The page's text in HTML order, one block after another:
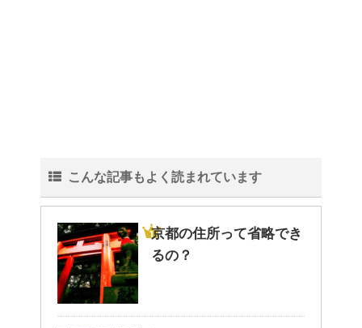
こんな記事もよく読まれています
京都の住所って省略でき
るの？